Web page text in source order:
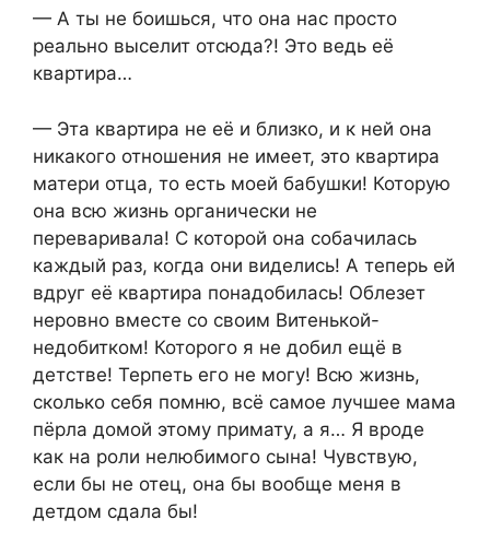
— А ты не боишься, что она нас просто
реально выселит отсюда?! Это ведь её
квартира…
— Эта квартира не её и близко, и к ней она
никакого отношения не имеет, это квартира
матери отца, то есть моей бабушки! Которую
она всю жизнь органически не
переваривала! С которой она собачилась
каждый раз, когда они виделись! А теперь ей
вдруг её квартира понадобилась! Облезет
неровно вместе со своим Витенькой-
недобитком! Которого я не добил ещё в
детстве! Терпеть его не могу! Всю жизнь,
сколько себя помню, всё самое лучшее мама
пёрла домой этому примату, а я… Я вроде
как на роли нелюбимого сына! Чувствую,
если бы не отец, она бы вообще меня в
детдом сдала бы!